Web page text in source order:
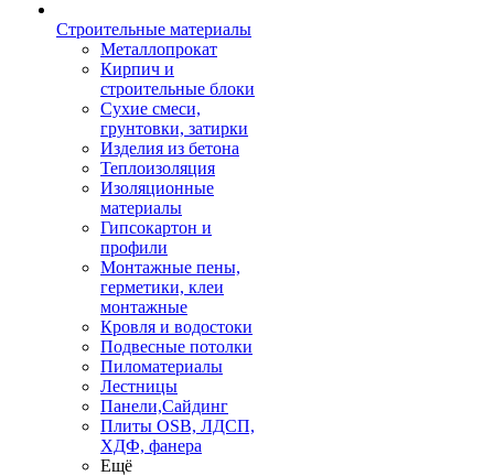
Строительные материалы
Металлопрокат
Кирпич и
строительные блоки
Сухие смеси,
грунтовки, затирки
Изделия из бетона
Теплоизоляция
Изоляционные
материалы
Гипсокартон и
профили
Монтажные пены,
герметики, клеи
монтажные
Кровля и водостоки
Подвесные потолки
Пиломатериалы
Лестницы
Панели,Сайдинг
Плиты OSB, ЛДСП,
ХДФ, фанера
Ещё